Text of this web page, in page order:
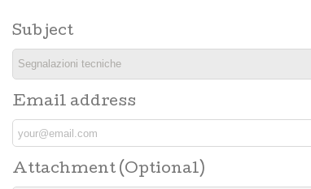
Subject
Email address
Attachment (Optional)